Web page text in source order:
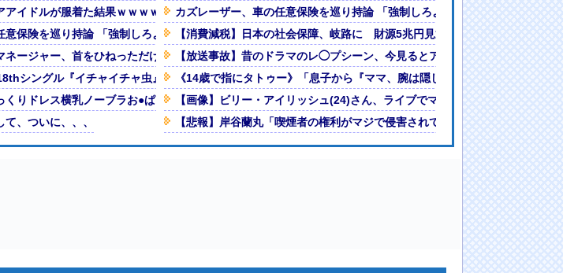
満
労
Powered by livedoor 相互RSS
アイドルが服着た結果ｗｗｗｗｗ
意保険を巡り持論 「強制しろよ」「保険にも入れないヤツは運転すんなよ」「なんで法律を改正しないの？」 #
ネージャー、首をひねっただけでなぜかウインクしたことにされてしまう
シングル『イチャイチャ虫』の発売が決定！！
くりドレス横乳ノーブラお●ぱい！スリット内腿
、ついに、、、
カズレーザー、車の任意保険を巡り持論 「強制しろよ」「保険にも入れな
【消費減税】日本の社会保障、岐路に 財源5兆円見通し立たず
【放送事故】昔のドラマのレ◯プシーン、今見るとアウトすぎる・・・
《14歳で指にタトゥー》「息子から『ママ、腕は隠して』と…」富山伝説の
【画像】ビリー・アイリッシュ(24)さん、ライブでマンスジが見える衣装を着
【悲報】岸谷蘭丸「喫煙者の権利がマジで侵害されてる。いくら税金を我々